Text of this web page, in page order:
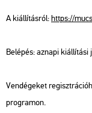
A ki­ál­lí­tás­ról:https://​
Be­lé­pés: az­na­pi ki­ál­lí­tá­si
Ven­dé­ge­ket
prog­ra­mon.